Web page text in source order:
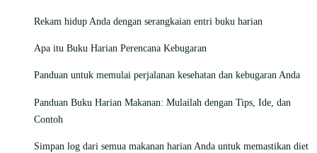
Rekam hidup Anda dengan serangkaian entri buku harian
Apa itu Buku Harian Perencana Kebugaran
Panduan untuk memulai perjalanan kesehatan dan kebugaran Anda
Panduan Buku Harian Makanan: Mulailah dengan Tips, Ide, dan
Contoh
Simpan log dari semua makanan harian Anda untuk memastikan diet